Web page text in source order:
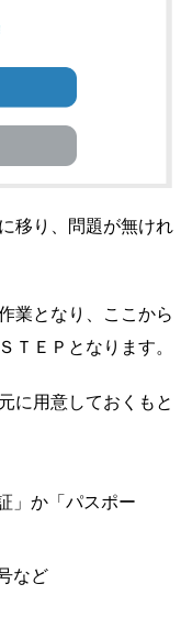
移り、問題が無けれ
業となり、ここから
ＴＥＰとなります。
に用意しておくもと
」か「パスポー
など